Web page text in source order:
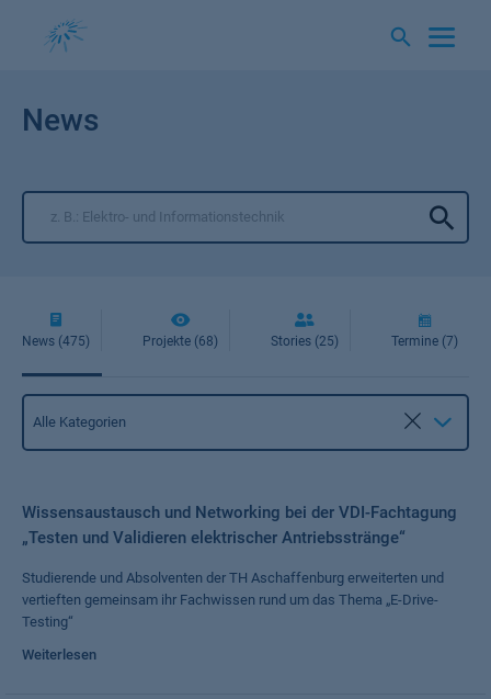
News
News (475) Projekte (68) Stories (25) Termine (7)
Kategorie
Alle Kategorien
Wissensaustausch und Networking bei der VDI-Fachtagung
„Testen und Validieren elektrischer Antriebsstränge“
Studierende und Absolventen der TH Aschaffenburg erweiterten und
vertieften gemeinsam ihr Fachwissen rund um das Thema „E-Drive-
Testing“
Weiterlesen